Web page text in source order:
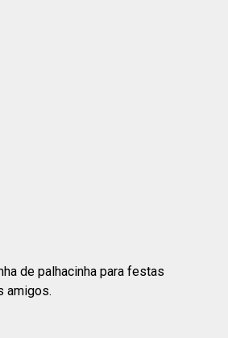
de palhacinha para festas
amigos.